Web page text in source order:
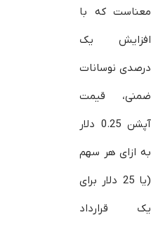
معناست که با
افزایش یک
درصدی نوسانات
ضمنی، قیمت
آپشن 0.25 دلار
به ازای هر سهم
(یا 25 دلار برای
یک قرارداد